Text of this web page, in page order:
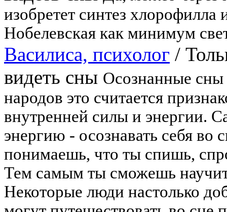
изобретет синтез
Нобелевская как минимум
Василиса, психолог /
видеть сны Осознанные
народов это считается
внутренней силы и энергии.
энергию - осознавать себя во
понимаешь, что ты спишь,
Тем самым ты сможешь
Некоторые люди настолько